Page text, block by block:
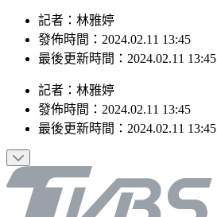
記者：林雅婷
發佈時間：2024.02.11 13:45
最後更新時間：2024.02.11 13:45
記者 ： 林雅婷
發佈時間： 2024.02.11 13:45
最後更新時間： 2024.02.11 13:45